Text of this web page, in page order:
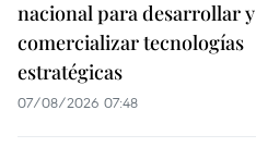
nacional para desarrollar y
comercializar tecnologías
estratégicas
07/08/2026 07:48